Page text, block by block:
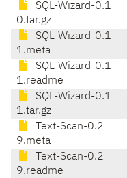
SQL-Wizard-0.1
0.tar.gz
SQL-Wizard-0.1
1.meta
SQL-Wizard-0.1
1.readme
SQL-Wizard-0.1
1.tar.gz
Text-Scan-0.2
9.meta
Text-Scan-0.2
9.readme